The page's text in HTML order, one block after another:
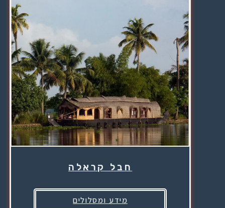
חבל קראלה
מידע ומסלולים